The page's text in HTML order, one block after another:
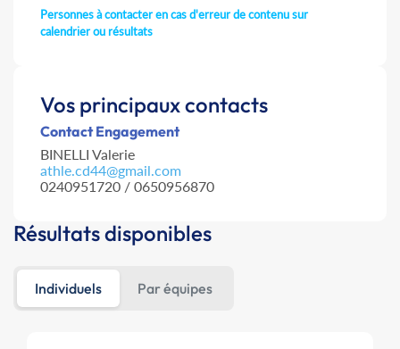
Personnes à contacter en cas d'erreur de contenu sur
calendrier ou résultats
Vos principaux contacts
Contact Engagement
BINELLI Valerie
athle.cd44@gmail.com
0240951720 / 0650956870
Résultats disponibles
Individuels Par équipes